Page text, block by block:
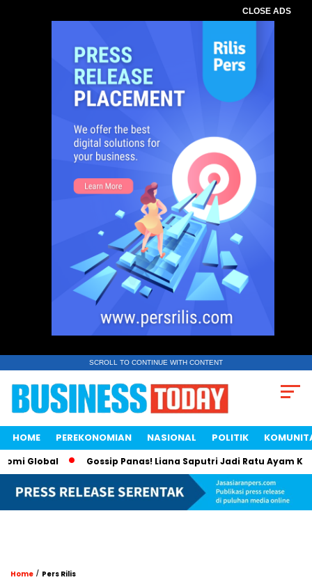
CLOSE ADS
SCROLL TO CONTINUE WITH CONTENT
HOME PEREKONOMIAN NASIONAL POLITIK
Global Gossip Panas! Liana Saputri Jadi Ratu Ayam KFC
Home / Pers Rilis